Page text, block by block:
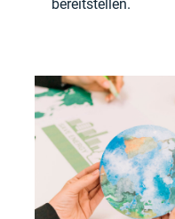
bereitstellen.